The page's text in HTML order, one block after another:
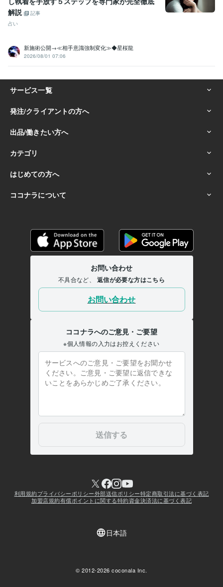
解説
記事
占い
新施術公開→≪相手意識強制変化≫◆星桜龍
2026/08/01 07:06